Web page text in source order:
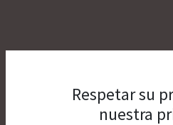
Respetar su
nuestra